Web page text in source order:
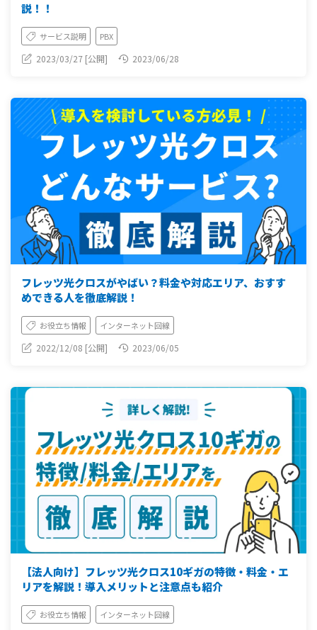
説！！
サービス説明 PBX
2023/03/27 [公開] 2023/06/28
フレッツ光クロスがやばい？料金や対応エリア、おすす
めできる人を徹底解説！
お役立ち情報 インターネット回線
2022/12/08 [公開] 2023/06/05
【法人向け】フレッツ光クロス10ギガの特徴・料金・エ
リアを解説！導入メリットと注意点も紹介
お役立ち情報 インターネット回線